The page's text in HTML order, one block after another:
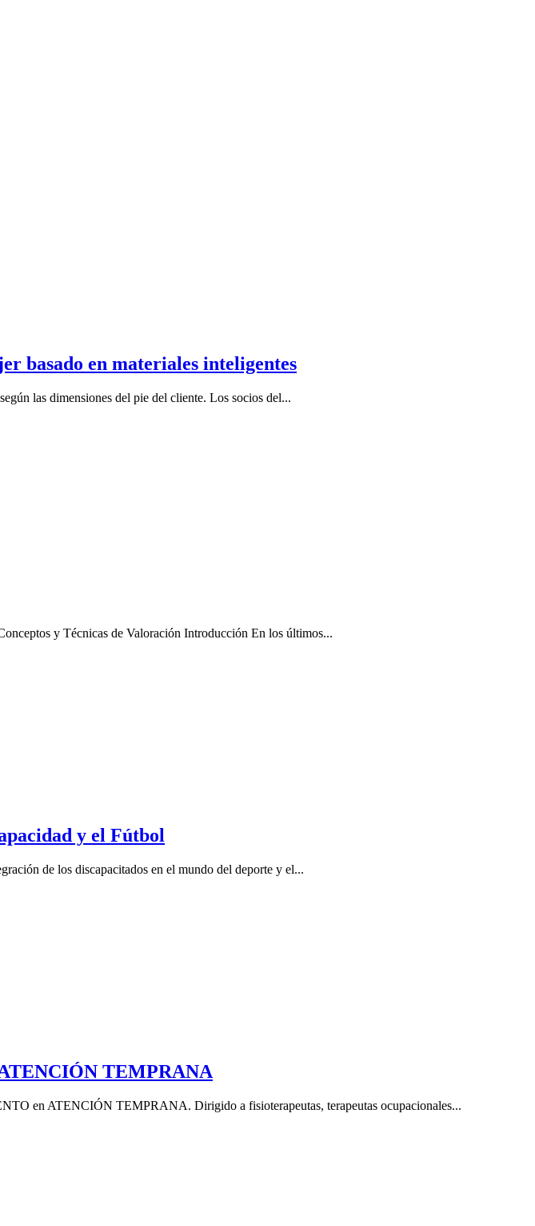
basado en materiales inteligentes
las dimensiones del pie del cliente. Los socios del...
y Técnicas de Valoración Introducción En los últimos...
y el Fútbol
de los discapacitados en el mundo del deporte y el...
TEMPRANA
en ATENCIÓN TEMPRANA. Dirigido a fisioterapeutas, terapeutas ocupacionales...